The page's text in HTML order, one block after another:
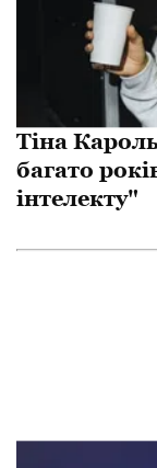
Тіна
багато
інтелекту"